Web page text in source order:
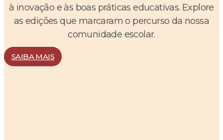
à inovação e às boas práticas educativas. Explore
as edições que marcaram o percurso da nossa
comunidade escolar.
SAIBA MAIS